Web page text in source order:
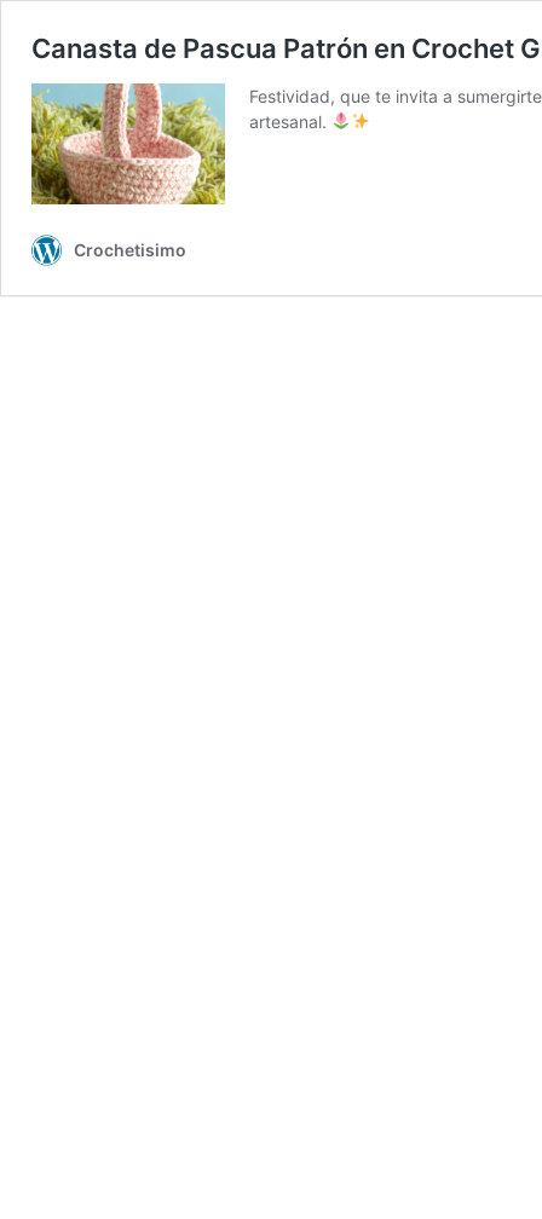
Canasta de Pascua Patrón en Crochet
Festividad, que te invita a
artesanal.
Crochetisimo